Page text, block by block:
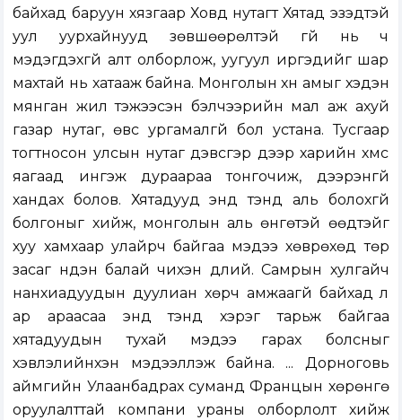
байхад баруун хязгаар Ховд нутагт Хятад эзэдтэй
уул уурхайнууд зөвшөөрөлтэй үгүй нь ч
мэдэгдэхгүй алт олборлож, уугуул иргэдийг шар
махтай нь хатааж байна. Монголын хүн амыг хэдэн
мянган жил тэжээсэн бэлчээрийн мал аж ахуй
газар нутаг, өвс ургамалгүй бол устана. Тусгаар
тогтносон улсын нутаг дэвсгэр дээр харийн хүмүүс
яагаад ингэж дураараа тонгочиж, дээрэнгүй
хандах болов. Хятадууд энд тэнд аль болохгүй
болгоныг хийж, монголын аль өнгөтэй өөдтэйг
хуу хамхаар улайрч байгаа мэдээ хөврөхөд төр
засаг нүдэн балай чихэн дүлий. Самрын хулгайч
нанхиадуудын дуулиан хөрч амжаагүй байхад л
ар араасаа энд тэнд хэрэг тарьж байгаа
хятадуудын тухай мэдээ гарах болсныг
хэвлэлийнхэн мэдээллэж байна. ... Дорноговь
аймгийн Улаанбадрах суманд Францын хөрөнгө
оруулалттай компани ураны олборлолт хийж